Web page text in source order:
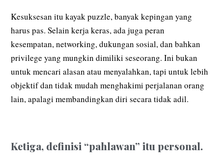
Kesuksesan itu kayak puzzle, banyak kepingan yang
harus pas. Selain kerja keras, ada juga peran
kesempatan, networking, dukungan sosial, dan bahkan
privilege yang mungkin dimiliki seseorang. Ini bukan
untuk mencari alasan atau menyalahkan, tapi untuk lebih
objektif dan tidak mudah menghakimi perjalanan orang
lain, apalagi membandingkan diri secara tidak adil.
Ketiga, definisi “pahlawan” itu personal.